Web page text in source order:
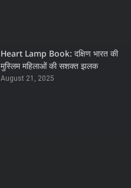
Heart Lamp Book: दक्षिण भारत की
मुस्लिम महिलाओं की सशक्त झलक
August 21, 2025